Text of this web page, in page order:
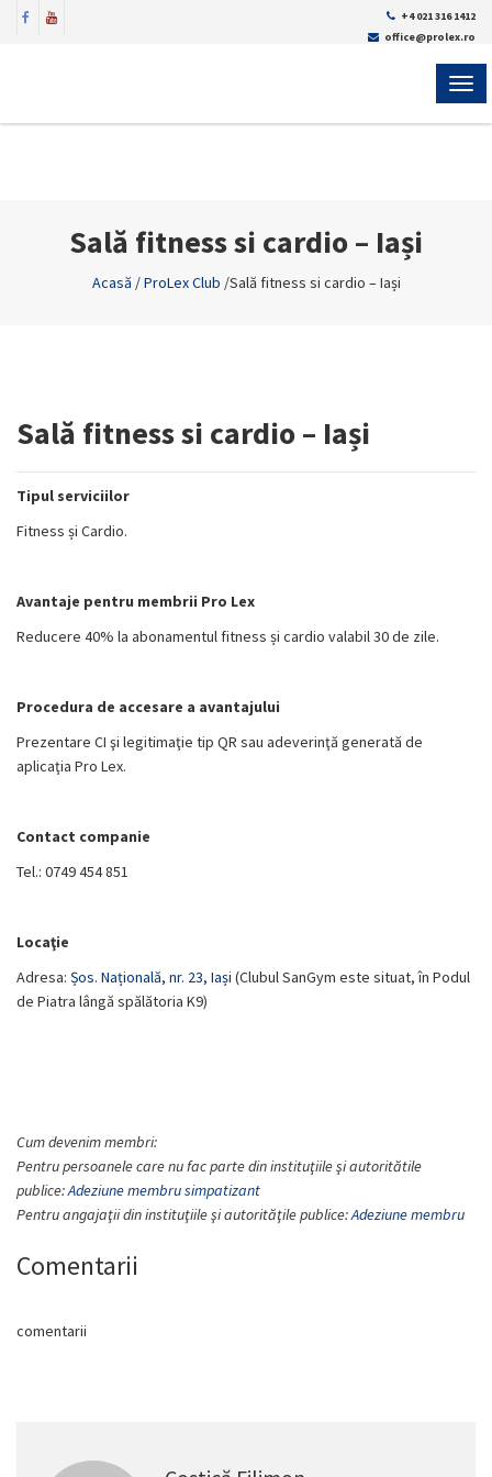
+4 021 316 1412
office@prolex.ro
Sală fitness si cardio – Iași
Acasă /ProLex Club /Sală fitness si cardio – Iași
Sală fitness si cardio – Iași
Tipul serviciilor
Fitness și Cardio.
Avantaje pentru membrii Pro Lex
Reducere 40% la abonamentul fitness și cardio valabil 30 de zile.
Procedura de accesare a avantajului
Prezentare CI şi legitimaţie tip QR sau adeverinţă generată de
aplicaţia Pro Lex.
Contact companie
Tel.: 0749 454 851
Locaţie
Adresa: Șos. Națională, nr. 23, Iași (Clubul SanGym este situat, în Podul
de Piatra lângă spălătoria K9)
Cum devenim membri:
Pentru persoanele care nu fac parte din instituţiile şi autoritătile
publice:Adeziune membru simpatizant
Pentru angajaţii din instituţiile şi autorităţile publice:Adeziune membru
Comentarii
comentarii